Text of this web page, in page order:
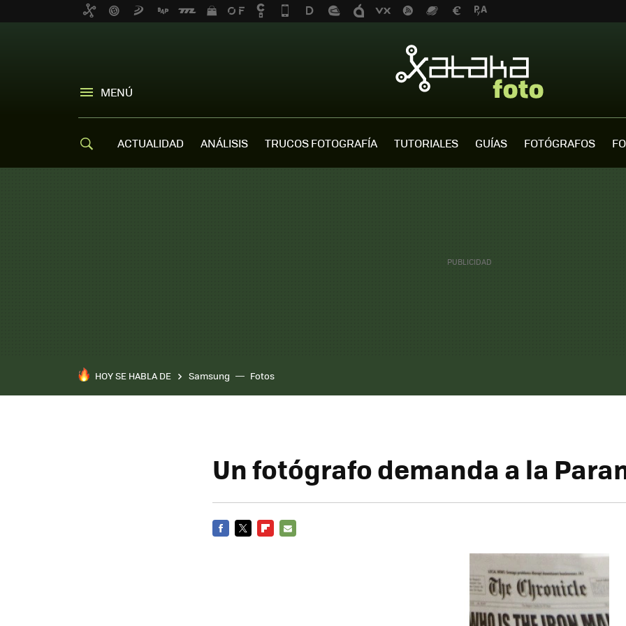
MENÚ
ACTUALIDAD ANÁLISIS TRUCOS FOTOGRAFÍA TUTORIALES GUÍAS FOTÓGRAFOS
HOY SE HABLA DE Samsung Fotos
Un fotógrafo demanda a la